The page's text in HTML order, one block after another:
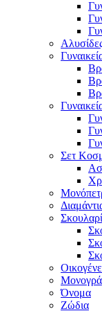
Σετ
Όνομα
Ζώδια